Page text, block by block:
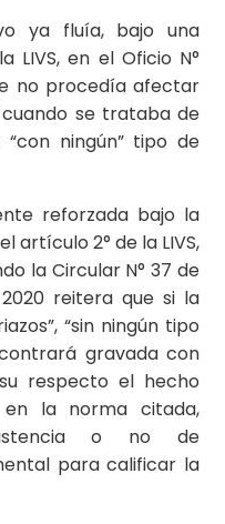
ya fluía, bajo una
LIVS, en el Oficio N°
no procedía afectar
cuando se trataba de
ningún” tipo de
reforzada bajo la
artículo 2° de la LIVS,
la Circular N° 37 de
reitera que si la
“sin ningún tipo
gravada con
respecto el hecho
la norma citada,
o no de
para calificar la